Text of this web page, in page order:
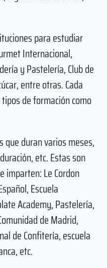
para estudiar
Internacional,
y Pastelería, Club de
entre otras. Cada
de formación como
que duran varios meses,
etc. Estas son
imparten: Le Cordon
Escuela
Academy, Pastelería,
de Madrid,
de Confitería, escuela
etc.